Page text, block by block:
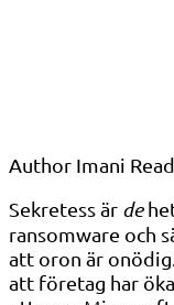
Author Imani
Sekretess är de
ransomware och
att oron är
att företag har